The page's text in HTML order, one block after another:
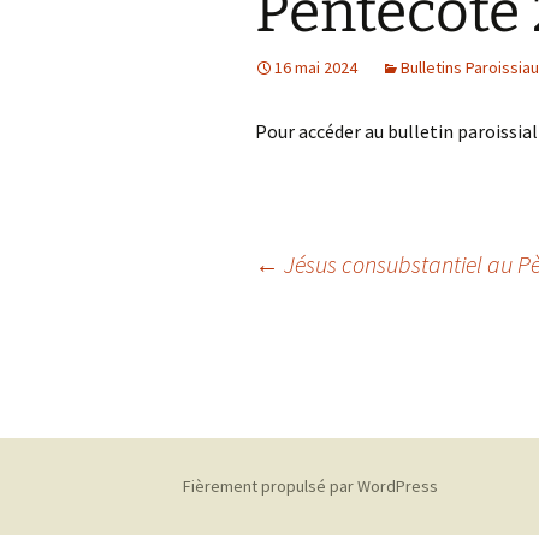
Prier pour le monde
Proposer une initiative
expérience
de-Paul
16 mai 2024 Bulletins
Pour accéder au bulletin
Navigation
articles
← Jésus consubstantiel au
Fièrement propulsé par WordPress